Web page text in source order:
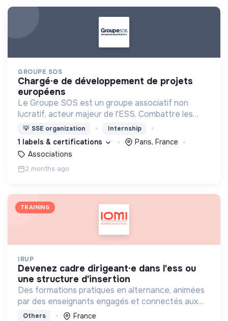
GROUPE SOS
chargé·e de développement de projets
européens
Le Groupe SOS est un groupe associatif non
lucratif, acteur majeur de l'ESS. Combattre les
exclusions, Agir sur le terrain pour l’accès de tous à
l’essentiel, Innover face aux défis de demain.
💡 SSE organization Internship
1 labels & certifications
Paris, France
Associations
2 months ago
TRAINING
IRUP
devenez cadre dirigeant·e dans l'ess ou
une structure d'insertion
Des formations pratiques en alternance, animées
par des enseignants engagés et connectés aux
réalités sociales, basées sur la coopération et
Others France